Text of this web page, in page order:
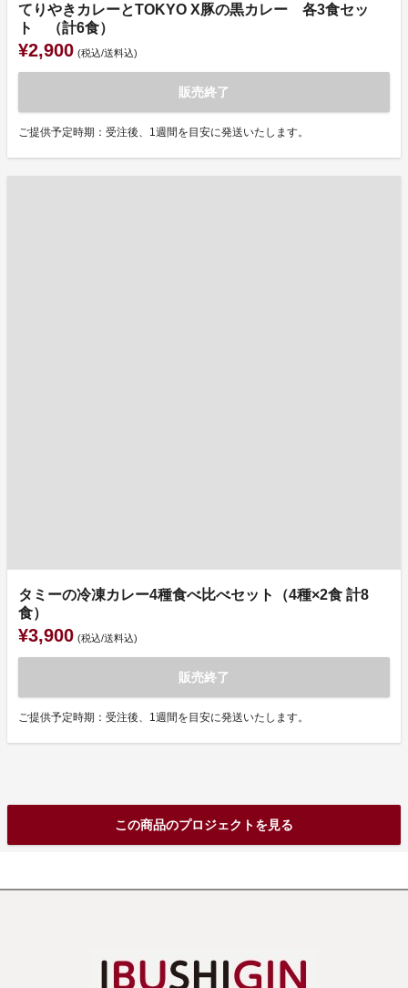
てりやきカレーとTOKYO X豚の黒カレー 各3食セッ
ト （計6食）
¥2,900 (税込/送料込)
販売終了
ご提供予定時期：受注後、1週間を目安に発送いたします。
タミーの冷凍カレー4種食べ比べセット（4種×2食 計8
食）
¥3,900 (税込/送料込)
販売終了
ご提供予定時期：受注後、1週間を目安に発送いたします。
この商品のプロジェクトを見る